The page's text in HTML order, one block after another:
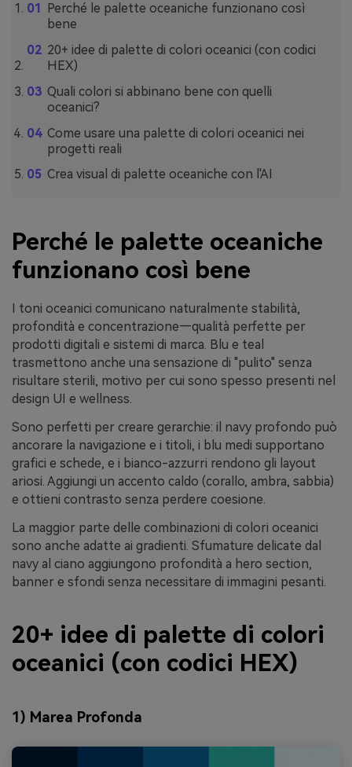
Perché le palette oceaniche funzionano così
bene
20+ idee di palette di colori oceanici (con codici
HEX)
Quali colori si abbinano bene con quelli
oceanici?
Come usare una palette di colori oceanici nei
progetti reali
Crea visual di palette oceaniche con l'AI
Perché le palette oceaniche
funzionano così bene
I toni oceanici comunicano naturalmente stabilità,
profondità e concentrazione—qualità perfette per
prodotti digitali e sistemi di marca. Blu e teal
trasmettono anche una sensazione di "pulito" senza
risultare sterili, motivo per cui sono spesso presenti nel
design UI e wellness.
Sono perfetti per creare gerarchie: il navy profondo può
ancorare la navigazione e i titoli, i blu medi supportano
grafici e schede, e i bianco-azzurri rendono gli layout
ariosi. Aggiungi un accento caldo (corallo, ambra, sabbia)
e ottieni contrasto senza perdere coesione.
La maggior parte delle combinazioni di colori oceanici
sono anche adatte ai gradienti. Sfumature delicate dal
navy al ciano aggiungono profondità a hero section,
banner e sfondi senza necessitare di immagini pesanti.
20+ idee di palette di colori
oceanici (con codici HEX)
1) Marea Profonda